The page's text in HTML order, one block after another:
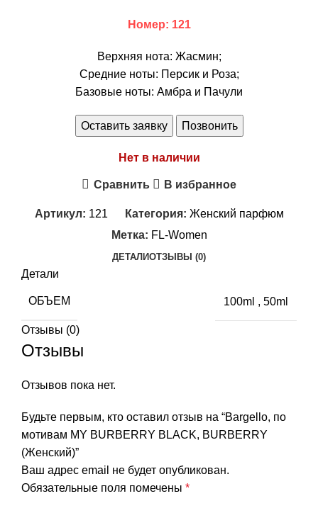
Номер: 121
Верхняя нота: Жасмин;
Средние ноты: Персик и Роза;
Базовые ноты: Амбра и Пачули
Оставить заявку Позвонить
Нет в наличии
Сравнить В избранное
Артикул: 121 Категория: Женский парфюм
Метка: FL-Women
ДЕТАЛИОТЗЫВЫ (0)
Детали
ОБЪЕМ 100ml , 50ml
Отзывы (0)
Отзывы
Отзывов пока нет.
Будьте первым, кто оставил отзыв на “Bargello, по
мотивам MY BURBERRY BLACK, BURBERRY
(Женский)”
Ваш адрес email не будет опубликован.
Обязательные поля помечены *